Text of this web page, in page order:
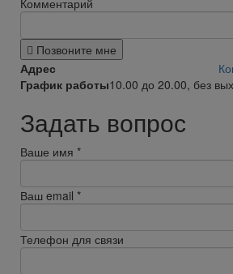
Комментарий
Позвоните мне
Адрес
График работы10.00 до 20.00, без
Задать вопрос
Ваше имя *
Ваш email *
Телефон для связи